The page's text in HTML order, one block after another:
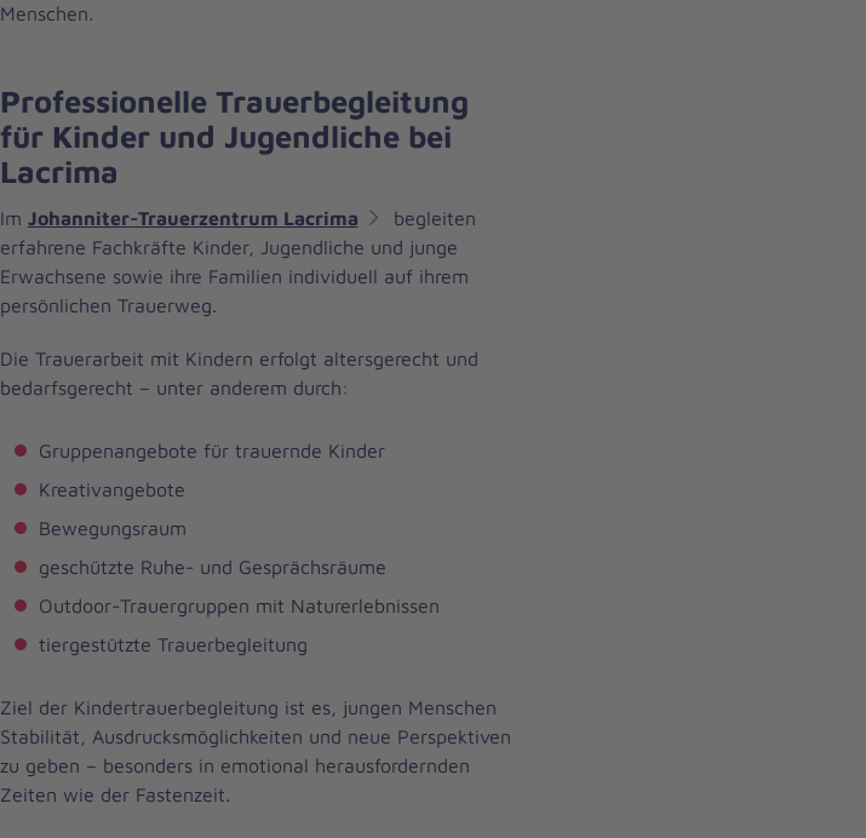
Menschen.
Professionelle Trauerbegleitung
für Kinder und Jugendliche bei
Lacrima
Im Johanniter-Trauerzentrum Lacrima
begleiten
erfahrene Fachkräfte Kinder, Jugendliche und junge
Erwachsene sowie ihre Familien individuell auf ihrem
persönlichen Trauerweg.
Die Trauerarbeit mit Kindern erfolgt altersgerecht und
bedarfsgerecht – unter anderem durch:
Gruppenangebote für trauernde Kinder
Kreativangebote
Bewegungsraum
geschützte Ruhe- und Gesprächsräume
Outdoor-Trauergruppen mit Naturerlebnissen
tiergestützte Trauerbegleitung
Ziel der Kindertrauerbegleitung ist es, jungen Menschen
Stabilität, Ausdrucksmöglichkeiten und neue Perspektiven
zu geben – besonders in emotional herausfordernden
Zeiten wie der Fastenzeit.